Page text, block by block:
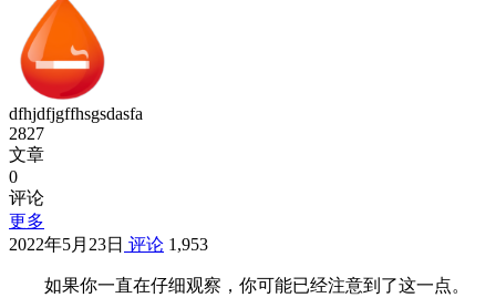
dfhjdfjgffhsgsdasfa
2827
文章
0
评论
更多
2022年5月23日 评论 1,953
如果你一直在仔细观察，你可能已经注意到了这一点。